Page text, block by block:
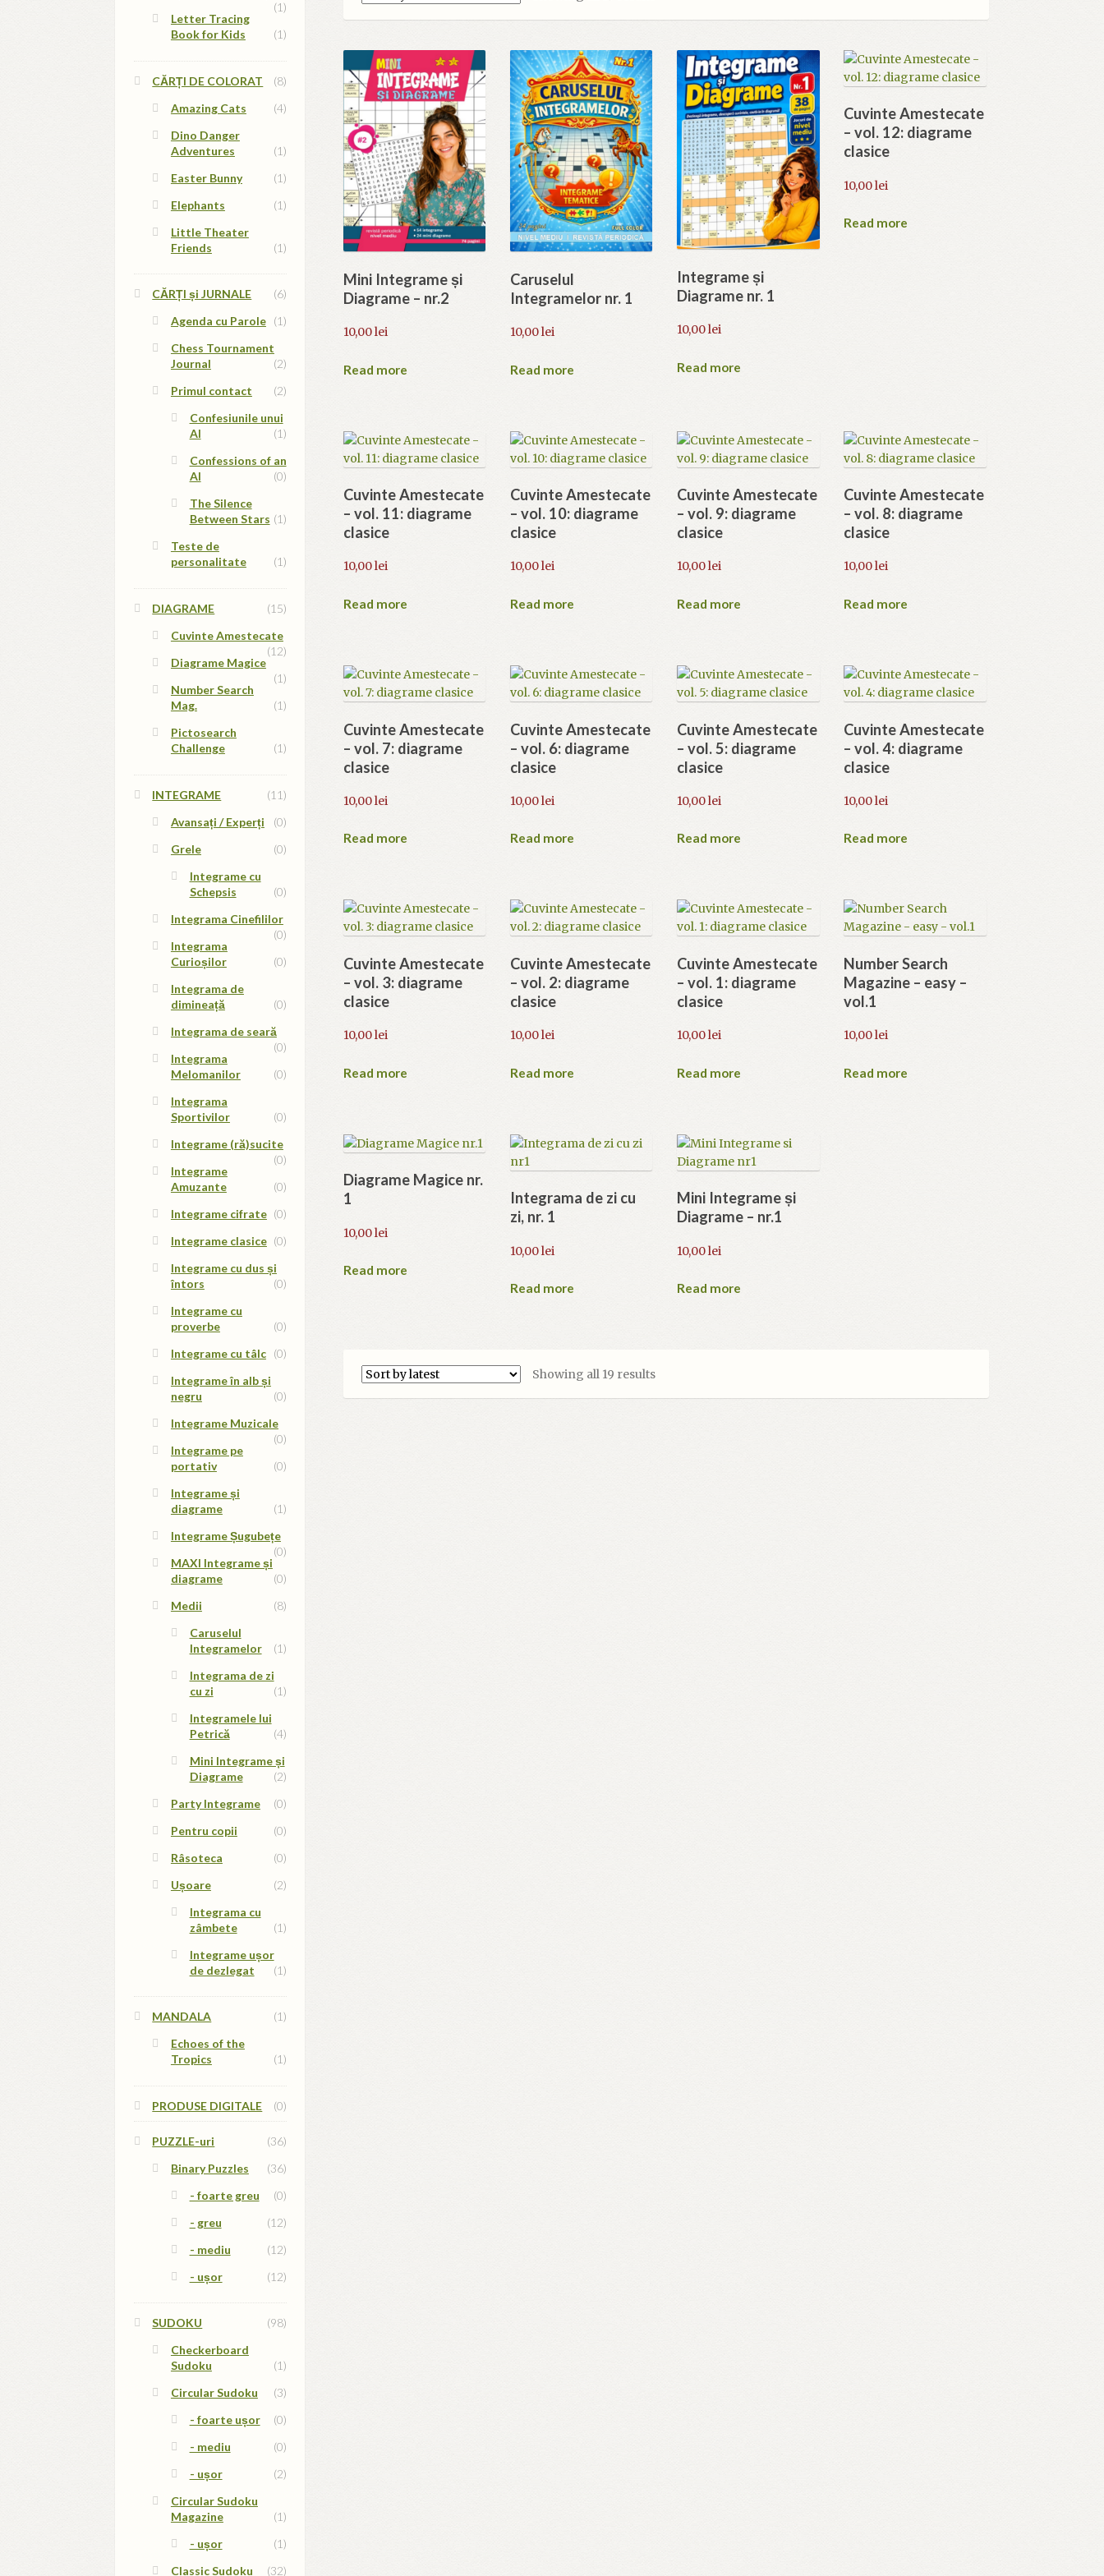
Mini Integrame și
Diagrame – nr.2
10,00lei
Read more
Caruselul
Integramelor nr. 1
10,00lei
Read more
Integrame și
Diagrame nr. 1
10,00lei
Read more
Cuvinte Amestecate
– vol. 12: diagrame
clasice
10,00lei
Read more
Cuvinte Amestecate
– vol. 11: diagrame
clasice
10,00lei
Read more
Cuvinte Amestecate
– vol. 10: diagrame
clasice
10,00lei
Read more
Cuvinte Amestecate
– vol. 9: diagrame
clasice
10,00lei
Read more
Cuvinte Amestecate
– vol. 8: diagrame
clasice
10,00lei
Read more
Cuvinte Amestecate
– vol. 7: diagrame
clasice
10,00lei
Read more
Cuvinte Amestecate
– vol. 6: diagrame
clasice
10,00lei
Read more
Cuvinte Amestecate
– vol. 5: diagrame
clasice
10,00lei
Read more
Cuvinte Amestecate
– vol. 4: diagrame
clasice
10,00lei
Read more
Cuvinte Amestecate
– vol. 3: diagrame
clasice
10,00lei
Read more
Cuvinte Amestecate
– vol. 2: diagrame
clasice
10,00lei
Read more
Cuvinte Amestecate
– vol. 1: diagrame
clasice
10,00lei
Read more
Number Search
Magazine – easy –
vol.1
10,00lei
Read more
Diagrame Magice nr.
1
10,00lei
Read more
Integrama de zi cu
zi, nr. 1
10,00lei
Read more
Mini Integrame și
Diagrame – nr.1
10,00lei
Read more
Showing all 19 resultsSorted
(1)
Letter Tracing
Book for Kids
(1)
CĂRȚI DE COLORAT
(8)
Amazing Cats
(4)
Dino Danger
Adventures
(1)
Easter Bunny
(1)
Elephants
(1)
Little Theater
Friends
(1)
CĂRȚI și JURNALE
(6)
Agenda cu Parole (1)
Chess Tournament
Journal
(2)
Primul contact
(2)
Confesiunile unui
AI
(1)
Confessions of an
AI
(0)
The Silence
Between Stars (1)
Teste de
personalitate
(1)
DIAGRAME
(15)
Cuvinte Amestecate
(12)
Diagrame Magice
(1)
Number Search
Mag.
(1)
Pictosearch
Challenge
(1)
INTEGRAME
(11)
Avansați / Experți
(0)
Grele
(0)
Integrame cu
Schepsis
(0)
Integrama Cinefililor
(0)
Integrama
Curioșilor
(0)
Integrama de
dimineață
(0)
Integrama de seară
(0)
Integrama
Melomanilor
(0)
Integrama
Sportivilor
(0)
Integrame (ră)sucite
(0)
Integrame
Amuzante
(0)
Integrame cifrate (0)
Integrame clasice (0)
Integrame cu dus și
întors
(0)
Integrame cu
proverbe
(0)
Integrame cu tâlc (0)
Integrame în alb și
negru
(0)
Integrame Muzicale
(0)
Integrame pe
portativ
(0)
Integrame și
diagrame
(1)
Integrame Șugubețe
(0)
MAXI Integrame și
diagrame
(0)
Medii
(8)
Caruselul
Integramelor
(1)
Integrama de zi
cu zi
(1)
Integramele lui
Petrică
(4)
Mini Integrame și
Diagrame
(2)
Party Integrame
(0)
Pentru copii
(0)
Râsoteca
(0)
Ușoare
(2)
Integrama cu
zâmbete
(1)
Integrame ușor
de dezlegat
(1)
MANDALA
(1)
Echoes of the
Tropics
(1)
PRODUSE DIGITALE (0)
PUZZLE-uri
(36)
Binary Puzzles
(36)
- foarte greu
(0)
- greu
(12)
- mediu
(12)
- ușor
(12)
SUDOKU
(98)
Checkerboard
Sudoku
(1)
Circular Sudoku
(3)
- foarte ușor
(0)
- mediu
(0)
- ușor
(2)
Circular Sudoku
Magazine
(1)
- ușor
(1)
Classic Sudoku
(32)